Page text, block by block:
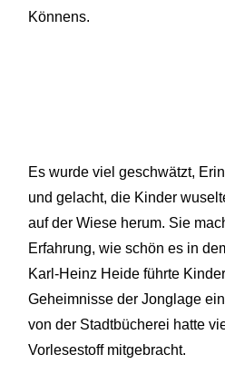
Könnens.
Es wurde viel geschwätzt,
und gelacht, die Kinder
auf der Wiese herum. Sie
Erfahrung, wie schön es in
Karl-Heinz Heide führte
Geheimnisse der Jonglage
von der Stadtbücherei hatte
Vorlesestoff mitgebracht.